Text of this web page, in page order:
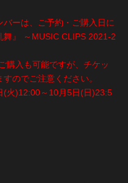
ーは、ご予約・ご購入日に
』 ～MUSIC CLIPS 2021-2
購入も可能ですが、チケッ
のでご注意ください。
(火)12:00～10月5日(日)23:5